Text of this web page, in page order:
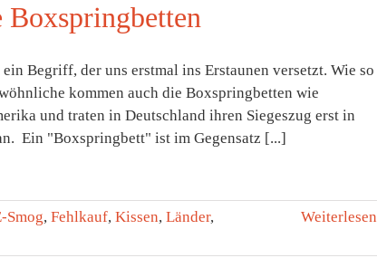
Boxspringbetten
Begriff, der uns erstmal ins Erstaunen versetzt. Wie so
kommen auch die Boxspringbetten wie
und traten in Deutschland ihren Siegeszug erst in
Ein "Boxspringbett" ist im Gegensatz [...]
Smog, Fehlkauf, Kissen, Länder,
Weiterlesen